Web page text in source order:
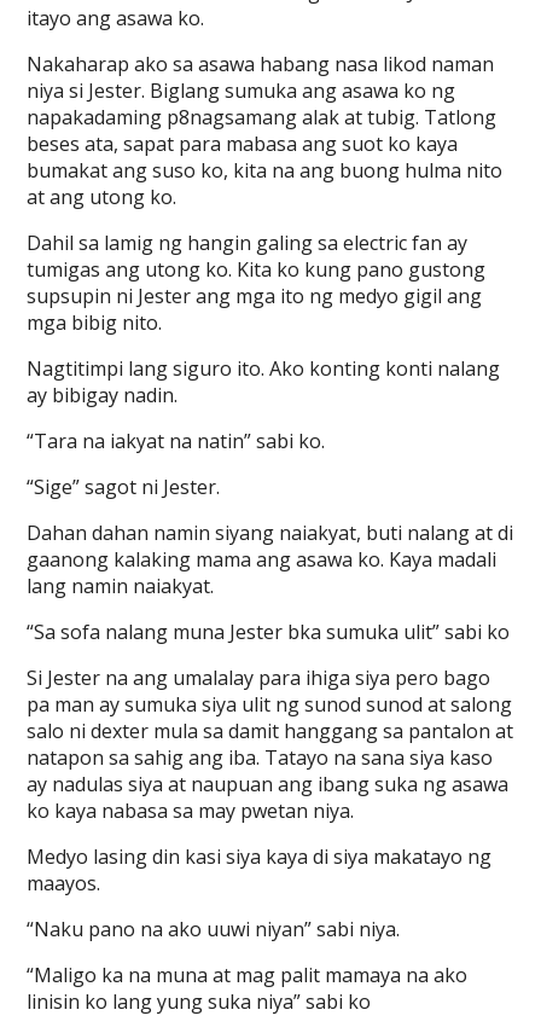
itayo ang asawa ko.
Nakaharap ako sa asawa habang nasa likod naman
niya si Jester. Biglang sumuka ang asawa ko ng
napakadaming p8nagsamang alak at tubig. Tatlong
beses ata, sapat para mabasa ang suot ko kaya
bumakat ang suso ko, kita na ang buong hulma nito
at ang utong ko.
Dahil sa lamig ng hangin galing sa electric fan ay
tumigas ang utong ko. Kita ko kung pano gustong
supsupin ni Jester ang mga ito ng medyo gigil ang
mga bibig nito.
Nagtitimpi lang siguro ito. Ako konting konti nalang
ay bibigay nadin.
“Tara na iakyat na natin” sabi ko.
“Sige” sagot ni Jester.
Dahan dahan namin siyang naiakyat, buti nalang at di
gaanong kalaking mama ang asawa ko. Kaya madali
lang namin naiakyat.
“Sa sofa nalang muna Jester bka sumuka ulit” sabi ko
Si Jester na ang umalalay para ihiga siya pero bago
pa man ay sumuka siya ulit ng sunod sunod at salong
salo ni dexter mula sa damit hanggang sa pantalon at
natapon sa sahig ang iba. Tatayo na sana siya kaso
ay nadulas siya at naupuan ang ibang suka ng asawa
ko kaya nabasa sa may pwetan niya.
Medyo lasing din kasi siya kaya di siya makatayo ng
maayos.
“Naku pano na ako uuwi niyan” sabi niya.
“Maligo ka na muna at mag palit mamaya na ako
linisin ko lang yung suka niya” sabi ko